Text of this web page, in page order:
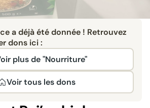
a déjà été donnée ! Retrouvez
dons ici :
plus de "Nourriture"
Voir tous les dons